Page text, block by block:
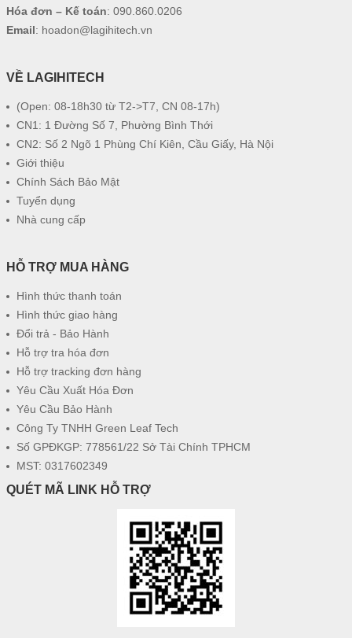
Hóa đơn – Kế toán: 090.860.0206
Email: hoadon@lagihitech.vn
VỀ LAGIHITECH
(Open: 08-18h30 từ T2->T7, CN 08-17h)
CN1: 1 Đường Số 7, Phường Bình Thới
CN2: Số 2 Ngõ 1 Phùng Chí Kiên, Cầu Giấy, Hà Nội
Giới thiệu
Chính Sách Bảo Mật
Tuyển dụng
Nhà cung cấp
HỖ TRỢ MUA HÀNG
Hình thức thanh toán
Hình thức giao hàng
Đổi trả - Bảo Hành
Hỗ trợ tra hóa đơn
Hỗ trợ tracking đơn hàng
Yêu Cầu Xuất Hóa Đơn
Yêu Cầu Bảo Hành
Công Ty TNHH Green Leaf Tech
Số GPĐKGP: 778561/22 Sở Tài Chính TPHCM
MST: 0317602349
QUÉT MÃ LINK HỖ TRỢ